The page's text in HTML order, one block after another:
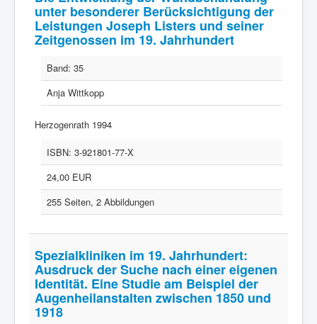
unter besonderer Berücksichtigung der
Leistungen Joseph Listers und seiner
Zeitgenossen im 19. Jahrhundert
Band: 35
Anja Wittkopp
Herzogenrath 1994
ISBN: 3-921801-77-X
24,00 EUR
255 Seiten, 2 Abbildungen
Spezialkliniken im 19. Jahrhundert:
Ausdruck der Suche nach einer eigenen
Identität. Eine Studie am Beispiel der
Augenheilanstalten zwischen 1850 und
1918